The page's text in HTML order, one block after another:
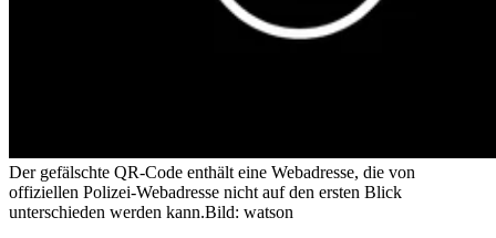
Der gefälschte QR-Code enthält eine Webadresse, die von
offiziellen Polizei-Webadresse nicht auf den ersten Blick
unterschieden werden kann.Bild: watson